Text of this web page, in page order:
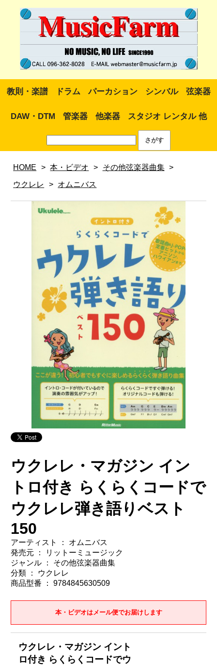
教則・楽譜 ドラム パーカション シンバル 弦楽器
DAW・DTM 管楽器 他楽器 スタジオ レンタル 他
HOME > 本・ビデオ > その他弦楽器曲集 >
ウクレレ > オムニバス
ウクレレ・マガジン イン
トロ付き らくらくコードで
ウクレレ弾き語りベスト
150
アーティスト ： オムニバス
発売元 ： リットーミュージック
ジャンル ： その他弦楽器曲集
分類 ： ウクレレ
商品型番 ： 9784845630509
本・ビデオはメール便でお届けします
ウクレレ・マガジン イント
ロ付き らくらくコードでウ